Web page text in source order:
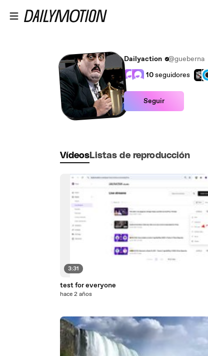
Dailyaction
@gueberna
10seguidores
Seguir
Vídeos Listas de reproducción
3:31
test for everyone
hace 2 años